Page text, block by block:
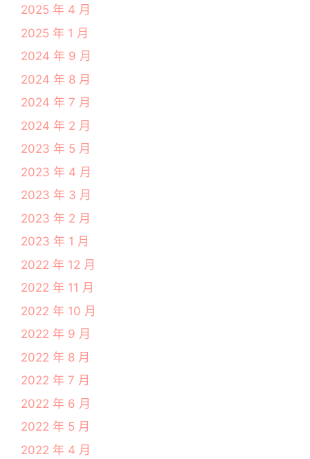
2025 年 4 月
2025 年 1 月
2024 年 9 月
2024 年 8 月
2024 年 7 月
2024 年 2 月
2023 年 5 月
2023 年 4 月
2023 年 3 月
2023 年 2 月
2023 年 1 月
2022 年 12 月
2022 年 11 月
2022 年 10 月
2022 年 9 月
2022 年 8 月
2022 年 7 月
2022 年 6 月
2022 年 5 月
2022 年 4 月